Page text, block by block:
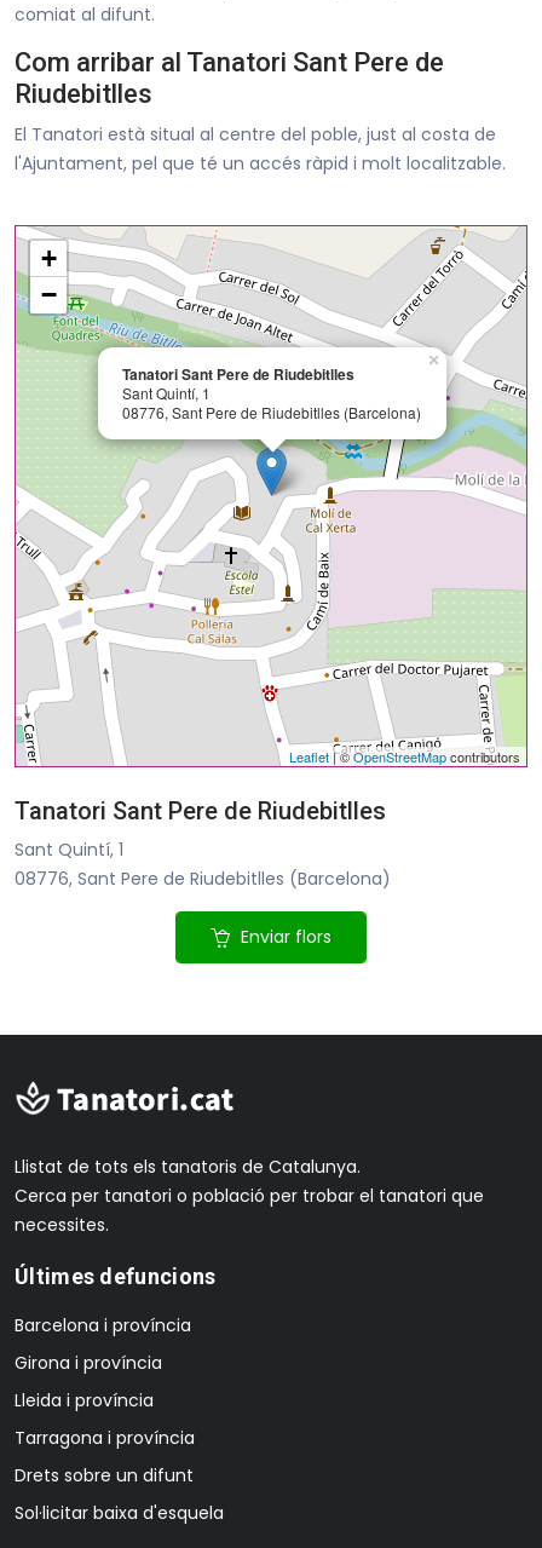
comiat al difunt.
Com arribar al Tanatori Sant Pere de
Riudebitlles
El Tanatori està situal al centre del poble, just al costa de
l'Ajuntament, pel que té un accés ràpid i molt localitzable.
Tanatori Sant Pere de Riudebitlles
Sant Quintí, 1
08776, Sant Pere de Riudebitlles (Barcelona)
×
+
−
Leaflet| ©OpenStreetMapcontributors
Tanatori Sant Pere de Riudebitlles
Sant Quintí, 1
08776, Sant Pere de Riudebitlles (Barcelona)
Enviar flors
Llistat de tots els tanatoris de Catalunya.
Cerca per tanatori o població per trobar el tanatori que
necessites.
Últimes defuncions
Barcelona i província
Girona i província
Lleida i província
Tarragona i província
Drets sobre un difunt
Sol·licitar baixa d'esquela